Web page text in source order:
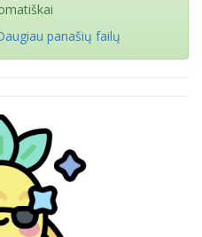
panašių failų